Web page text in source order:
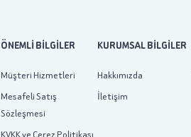
ÖNEMLİ BİLGİLER
Müşteri Hizmetleri
Mesafeli Satış
Sözleşmesi
KURUMSAL BİLGİLER
Hakkımızda
İletişim